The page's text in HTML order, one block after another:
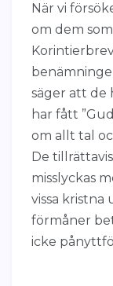
När vi
om dem
säger att de
har fått
om allt tal
De
misslyckas
vissa kristna
förmåner
icke